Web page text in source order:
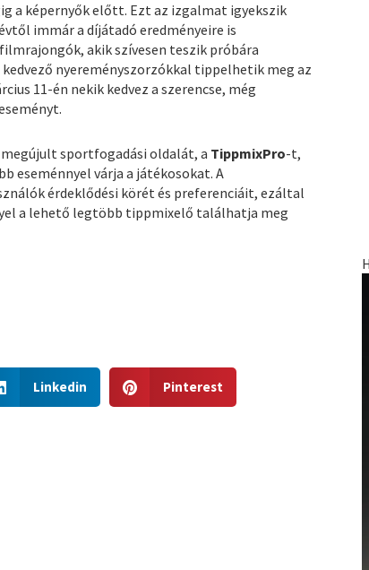
a képernyők előtt. Ezt az izgalmat igyekszik
immár a díjátadó eredményeire is
akik szívesen teszik próbára
nyereményszorzókkal tippelhetik meg az
11-én nekik kedvez a szerencse, még
sportfogadási oldalát, a TippmixPro-t,
eseménnyel várja a játékosokat. A
érdeklődési körét és preferenciáit, ezáltal
a lehető legtöbb tippmixelő találhatja meg
Linkedin
h
Pinterest